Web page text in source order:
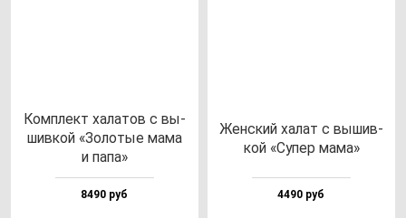
Ком­плект ха­ла­тов с вы­
шив­кой «Золо­тые ма­ма
и па­па»
8490 руб
Жен­ский ха­лат с вы­шив­
кой «Супер ма­ма»
4490 руб